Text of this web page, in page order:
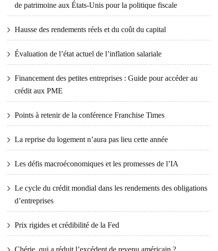
de patrimoine aux États-Unis pour la politique fiscale
Hausse des rendements réels et du coût du capital
Évaluation de l’état actuel de l’inflation salariale
Financement des petites entreprises : Guide pour accéder au
crédit aux PME
Points à retenir de la conférence Franchise Times
La reprise du logement n’aura pas lieu cette année
Les défis macroéconomiques et les promesses de l’IA
Le cycle du crédit mondial dans les rendements des obligations
d’entreprises
Prix ​​​​rigides et crédibilité de la Fed
Chérie, qui a réduit l’excédent de revenu américain ?